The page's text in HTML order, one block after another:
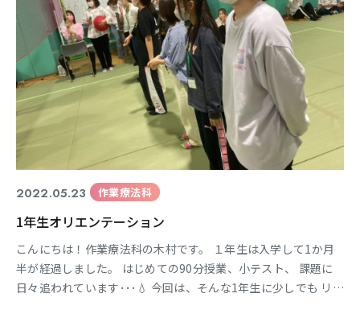
2022.05.23 作業療法科
1年生オリエンテーション
こんにちは！作業療法科の木村です。 １年生は入学して1か月
半が経過しました。 はじめての90分授業、小テスト、 課題に
日々追われています･･･💧 今回は、そんな1年生に少しでも リフ